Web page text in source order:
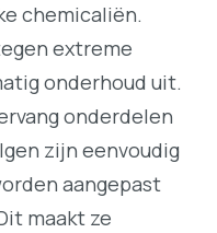
chemicaliën.
extreme
onderhoud uit.
onderdelen
zijn eenvoudig
aangepast
maakt ze